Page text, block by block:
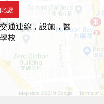
處
通連線，設施，醫
校